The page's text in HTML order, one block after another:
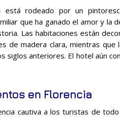
está rodeado por un
que ha ganado el amor y la
Las habitaciones están
de madera clara, mientras que
siglos anteriores. El hotel aún
en Florencia
cautiva a los turistas de